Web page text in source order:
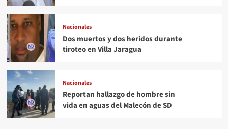
Nacionales
Dos muertos y dos heridos durante
tiroteo en Villa Jaragua
Nacionales
Reportan hallazgo de hombre sin
vida en aguas del Malecón de SD